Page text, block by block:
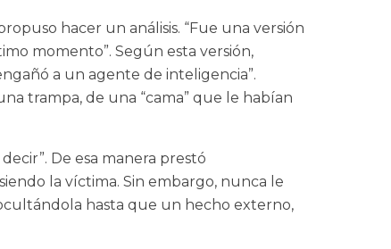
hacer un análisis. “Fue una versión
momento”. Según esta versión,
a un agente de inteligencia”.
trampa, de una “cama” que le habían
De esa manera prestó
la víctima. Sin embargo, nunca le
hasta que un hecho externo,